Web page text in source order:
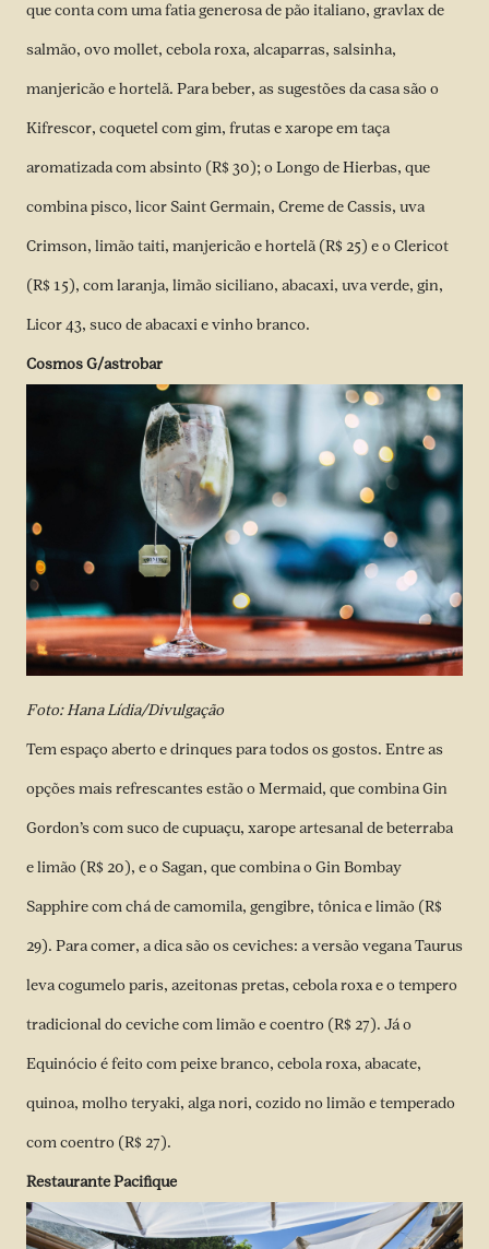
que conta com uma fatia generosa de pão italiano, gravlax de
salmão, ovo mollet, cebola roxa, alcaparras, salsinha,
manjericão e hortelã. Para beber, as sugestões da casa são o
Kifrescor, coquetel com gim, frutas e xarope em taça
aromatizada com absinto (R$ 30); o Longo de Hierbas, que
combina pisco, licor Saint Germain, Creme de Cassis, uva
Crimson, limão taiti, manjericão e hortelã (R$ 25) e o Clericot
(R$ 15), com laranja, limão siciliano, abacaxi, uva verde, gin,
Licor 43, suco de abacaxi e vinho branco.
Cosmos G/astrobar
Foto: Hana Lídia/Divulgação
Tem espaço aberto e drinques para todos os gostos. Entre as
opções mais refrescantes estão o Mermaid, que combina Gin
Gordon’s com suco de cupuaçu, xarope artesanal de beterraba
e limão (R$ 20), e o Sagan, que combina o Gin Bombay
Sapphire com chá de camomila, gengibre, tônica e limão (R$
29). Para comer, a dica são os ceviches: a versão vegana Taurus
leva cogumelo paris, azeitonas pretas, cebola roxa e o tempero
tradicional do ceviche com limão e coentro (R$ 27). Já o
Equinócio é feito com peixe branco, cebola roxa, abacate,
quinoa, molho teryaki, alga nori, cozido no limão e temperado
com coentro (R$ 27).
Restaurante Pacifique